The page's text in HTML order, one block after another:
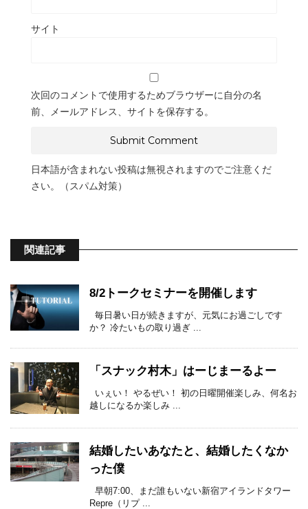
サイト
次回のコメントで使用するためブラウザーに自分の名
前、メールアドレス、サイトを保存する。
日本語が含まれない投稿は無視されますのでご注意くだ
さい。（スパム対策）
関連記事
8/2トークセミナーを開催します
毎日暑い日が続きますが、元気にお過ごしです
か？ 冷たいもの取り過ぎ ...
「スナック村木」はーじまーるよー
いぇい！ やるぜい！ 初の日曜開催楽しみ、何名お
越しになるか楽しみ ...
結婚したいあなたと、結婚したくなか
った僕
早朝7:00、まだ誰もいない新宿アイランドタワー
Repre（リプ ...